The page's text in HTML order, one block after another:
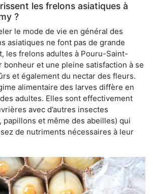
les frelons asiatiques à
?
le mode de vie en général des
asiatiques ne font pas de grande
les frelons adultes à Pouru-Saint-
bonheur et une pleine satisfaction à se
et également du nectar des fleurs.
alimentaire des larves diffère en
adultes. Elles sont effectivement
avec d’autres insectes
papillons et même des abeilles) qui
de nutriments nécessaires à leur